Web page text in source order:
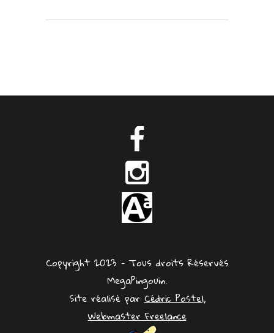
Copyright 2023 – Tous droits Réservés
MegaPingouin.
Site réalisé parCédric Postel,
Webmaster Freelance